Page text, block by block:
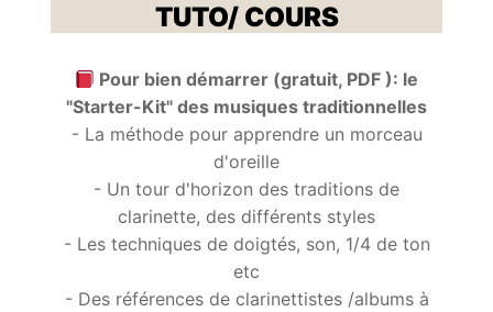
TUTO/ COURS
Pour bien démarrer (gratuit, PDF ): le
"Starter-Kit" des musiques traditionnelles
- La méthode pour apprendre un morceau
d'oreille
- Un tour d'horizon des traditions de
clarinette, des différents styles
- Les techniques de doigtés, son, 1/4 de ton
etc
- Des références de clarinettistes /albums à